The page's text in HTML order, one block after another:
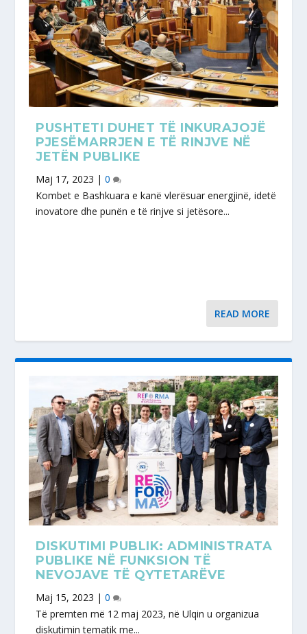
PUSHTETI DUHET TË INKURAJOJË
PJESËMARRJEN E TË RINJVE NË
JETËN PUBLIKE
Maj 17, 2023 |0
Kombet e Bashkuara e kanë vlerësuar energjinë, idetë
inovatore dhe punën e të rinjve si jetësore...
READ MORE
DISKUTIMI PUBLIK: ADMINISTRATA
PUBLIKE NË FUNKSION TË
NEVOJAVE TË QYTETARËVE
Maj 15, 2023 |0
Të premten më 12 maj 2023, në Ulqin u organizua
diskutimin tematik me...